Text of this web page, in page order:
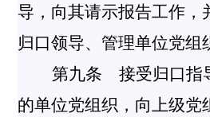
导，向其请示报告工作，
归口领导、管理单位党组
第九条 接受归口指
的单位党组织，向上级党